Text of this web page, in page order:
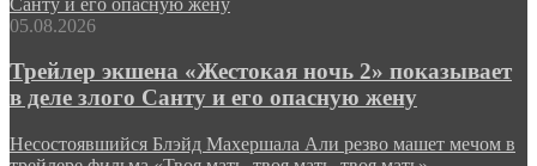
05.08.2026
Трейлер экшена «Жестокая ночь 2» показывает
в деле злого Санту и его опасную жену
Несостоявшийся Блэйд Махершала Али резво машет мечом в